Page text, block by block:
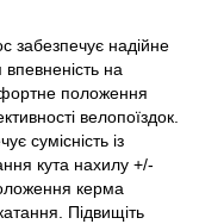
забезпечує надійне
впевненість на
положення
велопоїздок.
сумісність із
кута нахилу +/-
керма
Підвищіть